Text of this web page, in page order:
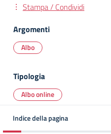
Stampa / Condividi
Argomenti
Albo
Tipologia
Albo online
Indice della pagina